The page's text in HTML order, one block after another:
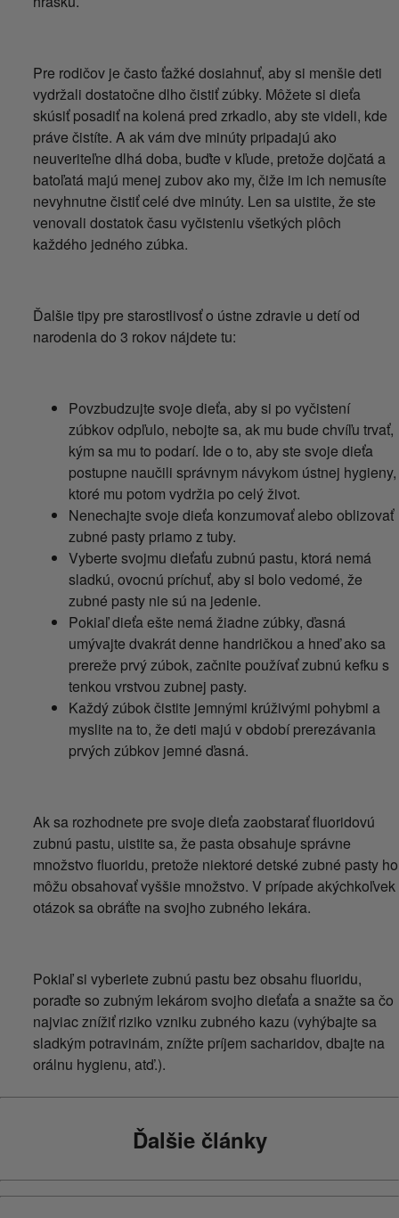
Pre rodičov je často ťažké dosiahnuť, aby si menšie deti
vydržali dostatočne dlho čistiť zúbky. Môžete si dieťa
skúsiť posadiť na kolená pred zrkadlo, aby ste videli, kde
práve čistíte. A ak vám dve minúty pripadajú ako
neuveriteľne dlhá doba, buďte v kľude, pretože dojčatá a
batoľatá majú menej zubov ako my, čiže im ich nemusíte
nevyhnutne čistiť celé dve minúty. Len sa uistite, že ste
venovali dostatok času vyčisteniu všetkých plôch
každého jedného zúbka.
Ďalšie tipy pre starostlivosť o ústne zdravie u detí od
narodenia do 3 rokov nájdete tu:
Povzbudzujte svoje dieťa, aby si po vyčistení
zúbkov odpľulo, nebojte sa, ak mu bude chvíľu trvať,
kým sa mu to podarí. Ide o to, aby ste svoje dieťa
postupne naučili správnym návykom ústnej hygieny,
ktoré mu potom vydržia po celý život.
Nenechajte svoje dieťa konzumovať alebo oblizovať
zubné pasty priamo z tuby.
Vyberte svojmu dieťaťu zubnú pastu, ktorá nemá
sladkú, ovocnú príchuť, aby si bolo vedomé, že
zubné pasty nie sú na jedenie.
Pokiaľ dieťa ešte nemá žiadne zúbky, ďasná
umývajte dvakrát denne handričkou a hneď ako sa
prereže prvý zúbok, začnite používať zubnú kefku s
tenkou vrstvou zubnej pasty.
Každý zúbok čistite jemnými krúživými pohybmi a
myslite na to, že deti majú v období prerezávania
prvých zúbkov jemné ďasná.
Ak sa rozhodnete pre svoje dieťa zaobstarať fluoridovú
zubnú pastu, uistite sa, že pasta obsahuje správne
množstvo fluoridu, pretože niektoré detské zubné pasty ho
môžu obsahovať vyššie množstvo. V prípade akýchkoľvek
otázok sa obráťte na svojho zubného lekára.
Pokiaľ si vyberiete zubnú pastu bez obsahu fluoridu,
poraďte so zubným lekárom svojho dieťaťa a snažte sa čo
najviac znížiť riziko vzniku zubného kazu (vyhýbajte sa
sladkým potravinám, znížte príjem sacharidov, dbajte na
orálnu hygienu, atď.).
Ďalšie články